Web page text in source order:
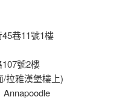
巷11號1樓
號2樓
/拉雅漢堡樓上)
Annapoodle